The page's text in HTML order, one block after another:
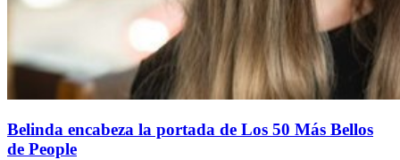
Belinda encabeza la portada de Los 50 Más Bellos
de People